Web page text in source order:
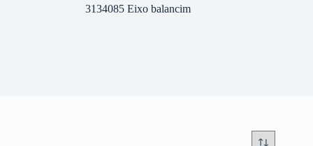
3134085 Eixo balancim